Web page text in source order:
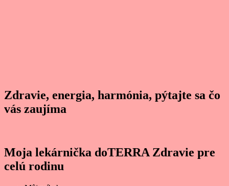
Zdravie, energia, harmónia, pýtajte sa čo
vás zaujíma
Moja lekárnička doTERRA Zdravie pre
celú rodinu